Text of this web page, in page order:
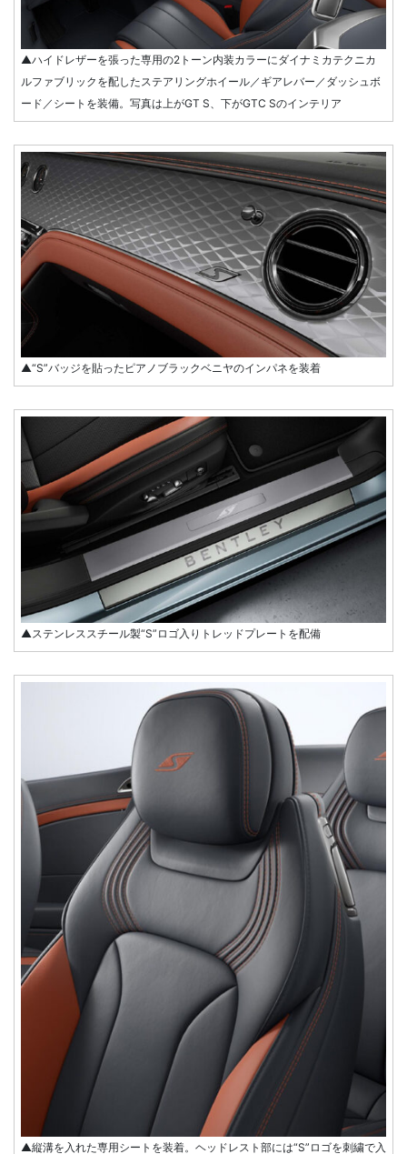
▲ハイドレザーを張った専用の2トーン内装カラーにダイナミカテクニカ
ルファブリックを配したステアリングホイール／ギアレバー／ダッシュボ
ード／シートを装備。写真は上がGT S、下がGTC Sのインテリア
▲“S”バッジを貼ったピアノブラックベニヤのインパネを装着
▲ステンレススチール製“S”ロゴ入りトレッドプレートを配備
▲縦溝を入れた専用シートを装着。ヘッドレスト部には“S”ロゴを刺繍で入